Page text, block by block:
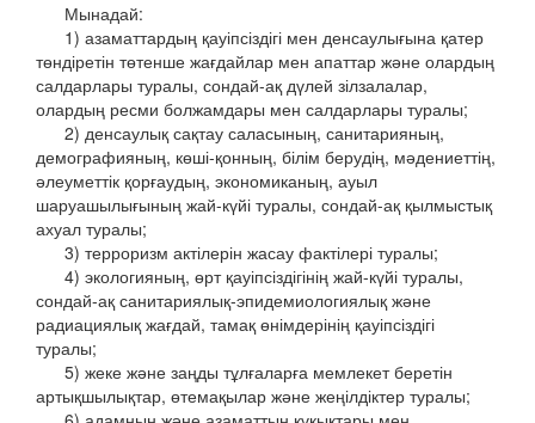
Мынадай:
1) азаматтардың қауіпсіздігі мен денсаулығына қатер
төндіретін төтенше жағдайлар мен апаттар және олардың
салдарлары туралы, сондай-ақ дүлей зілзалалар,
олардың ресми болжамдары мен салдарлары туралы;
2) денсаулық сақтау саласының, санитарияның,
демографияның, көші-қонның, білім берудің, мәдениеттің,
әлеуметтік қорғаудың, экономиканың, ауыл
шаруашылығының жай-күйі туралы, сондай-ақ қылмыстық
ахуал туралы;
3) терроризм актілерін жасау фактілері туралы;
4) экологияның, өрт қауіпсіздігінің жай-күйі туралы,
сондай-ақ санитариялық-эпидемиологиялық және
радиациялық жағдай, тамақ өнімдерінің қауіпсіздігі
туралы;
5) жеке және заңды тұлғаларға мемлекет беретін
артықшылықтар, өтемақылар және жеңілдіктер туралы;